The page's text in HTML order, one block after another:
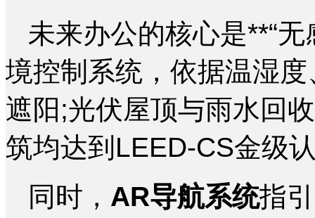
未来办公的核心是**“
境控制系统，依据温湿
遮阳;光伏屋顶与雨水回
筑均达到LEED-CS金级
同时， AR导航系统指